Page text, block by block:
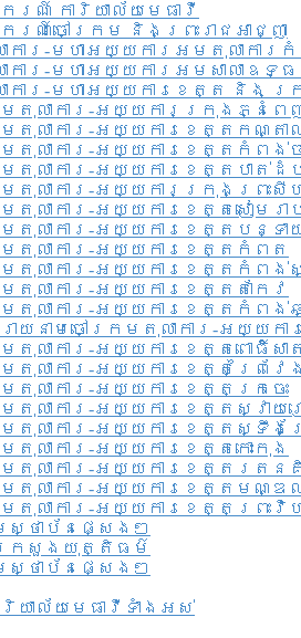
រណ៍ ការិយាល័យ​មេធាវី​
រណ៍​ចៅក្រម និងព្រះរាជអាជ្ញា
ការ-មហាអយ្យការអមតុលាការ
ការ-មហាអយ្យការអមសាលាឧទ្
ការ-មហាអយ្យការខេត្ត និង ក្
តុលាការ-អយ្យការក្រុងភ្នំពេ
តុលាការ-អយ្យការខេត្តកណ្តា
តុលាការ-អយ្យការខេត្តកំពង់ច
តុលាការ-អយ្យការខេត្តបាត់ដំ
តុលាការ-អយ្យការ​ក្រុងព្រះសី
តុលាការ-អយ្យការខេត្តសៀមរា
តុលាការ-អយ្យការខេត្តបន្ទា
តុលាការ-អយ្យការខេត្តកំពត
តុលាការ-អយ្យការខេត្តកំពង់
តុលាការ-អយ្យការខេត្តតាកែវ
តុលាការ-អយ្យការខេត្តកំពង់
ាយនាមចៅក្រមតុលាការ-អយ្យក
តុលាការ-អយ្យការខេត្តពោធិ៍សា
តុលាការ-អយ្យការខេត្តព្រៃវែ
តុលាការ-អយ្យការខេត្តក្រចេះ
តុលាការ-អយ្យការខេត្តស្វាយ
តុលាការ-អយ្យការខេត្តស្ទឹង
តុលាការ-អយ្យការខេត្តកោះកុង
តុលាការ-អយ្យការខេត្តរតន
មតុលាការ-អយ្យការខេត្តមណ្
តុលាការ-អយ្យការខេត្តព្រះវិហ
ស្ថាប័នផ្សេងៗ
ក្រសួងយុត្តិធម៌
ស្ថាប័នផ្សេងៗ
ាល័យមេធាវីទាំងអស់​